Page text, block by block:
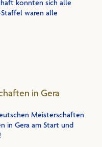
konnten sich alle
waren alle
in Gera
Meisterschaften
in Gera am Start und